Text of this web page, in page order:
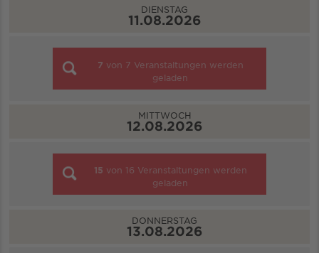
DIENSTAG
11.08.2026
7 von 7 Veranstaltungen werden
geladen
MITTWOCH
12.08.2026
15 von 16 Veranstaltungen werden
geladen
DONNERSTAG
13.08.2026